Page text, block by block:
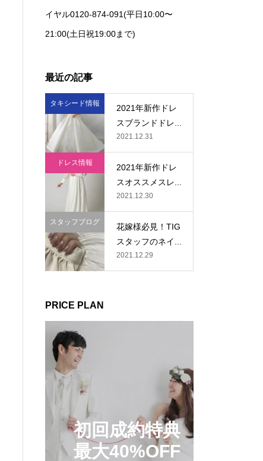
イヤル0120-874-091(平日10:00〜
21:00(土日祝19:00まで)
最近の記事
2021年新作ドレ
スブランドドレ...
2021.12.31
タキシード情報
2021年新作ドレ
スオススメスレ...
2021.12.30
ドレス情報
花嫁様必見！TIG
スタッフのネイ...
2021.12.29
スタッフブログ
PRICE PLAN
初回成約特典
最大40%OFF